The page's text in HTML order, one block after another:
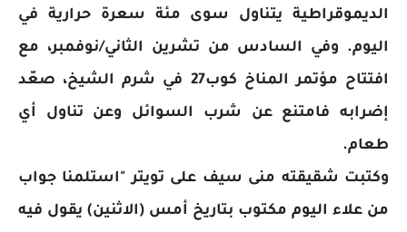
الديموقراطية يتناول سوى مئة سعرة حرارية في
اليوم. وفي السادس من تشرين الثاني/نوفمبر، مع
افتتاح مؤتمر المناخ كوب27 في شرم الشيخ، صعّد
إضرابه فامتنع عن شرب السوائل وعن تناول أي
طعام.
وكتبت شقيقته منى سيف على تويتر "استلمنا جواب
من علاء اليوم مكتوب بتاريخ أمس (الاثنين) يقول فيه